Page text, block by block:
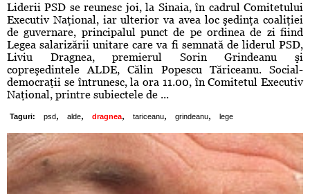
Liderii PSD se reunesc joi, la Sinaia, în cadrul Comitetului
Executiv Naţional, iar ulterior va avea loc şedinţa coaliţiei
de guvernare, principalul punct de pe ordinea de zi fiind
Legea salarizării unitare care va fi semnată de liderul PSD,
Liviu Dragnea, premierul Sorin Grindeanu şi
copreşedintele ALDE, Călin Popescu Tăriceanu. Social-
democraţii se întrunesc, la ora 11.00, în Comitetul Executiv
Naţional, printre subiectele de ...
Taguri: psd, alde, dragnea, tariceanu, grindeanu, lege